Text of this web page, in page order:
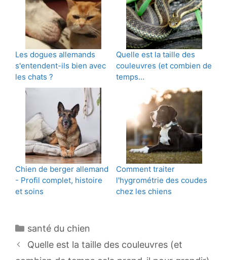
Les dogues allemands
s'entendent-ils bien avec
les chats ?
Quelle est la taille des
couleuvres (et combien de
temps…
Chien de berger allemand
- Profil complet, histoire
et soins
Comment traiter
l'hygrométrie des coudes
chez les chiens
Catégories
santé du chien
Navigation
des
Quelle est la taille des couleuvres (et